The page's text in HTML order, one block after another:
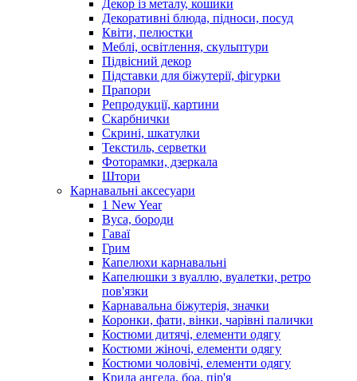
Декор із металу, кошики
Декоративні блюда, підноси, посуд
Квіти, пелюстки
Меблі, освітлення, скульптури
Підвісний декор
Підставки для біжутерії, фігурки
Прапори
Репродукції, картини
Скарбнички
Скрині, шкатулки
Текстиль, серветки
Фоторамки, дзеркала
Штори
Карнавальні аксесуари
1 New Year
Вуса, бороди
Гаваї
Грим
Капелюхи карнавальні
Капелюшки з вуаллю, вуалетки, ретро
пов'язки
Карнавальна біжутерія, значки
Коронки, фати, вінки, чарівні палички
Костюми дитячі, елементи одягу
Костюми жіночі, елементи одягу
Костюми чоловічі, елементи одягу
Крила ангела, боа, пір'я